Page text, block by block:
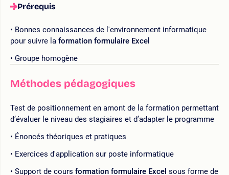
Prérequis
Bonnes connaissances de l'environnement informatique
pour suivre la formation formulaire Excel
Groupe homogène
Méthodes pédagogiques
Test de positionnement en amont de la formation permettant
d’évaluer le niveau des stagiaires et d’adapter le programme
Énoncés théoriques et pratiques
Exercices d'application sur poste informatique
Support de cours formation formulaire Excel sous forme de